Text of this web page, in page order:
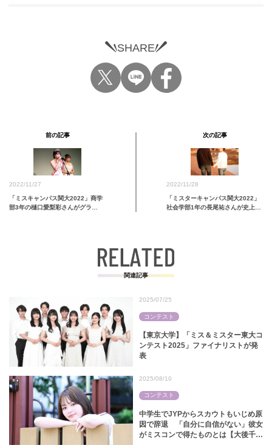
SHARE
前の記事
2022/11/27
「ミスキャンパス関大2022」商学
部3年の樋口愛梨彩さんがグラ…
次の記事
2022/11/28
「ミスターキャンパス関大2022」
社会学部1年の長尾祐さんが史上最
関連記事
【東京大学】「ミス＆ミスター東大コ
ンテスト2025」ファイナリストが発
表
2025/07/25
コンテスト
中学生でJYPからスカウトもいじめ原
因で辞退 「自分に自信がない」彼女
がミスコンで得たものとは【大後千菜
2025/08/10
コンテスト